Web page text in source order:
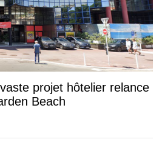
projet hôtelier relance
Beach